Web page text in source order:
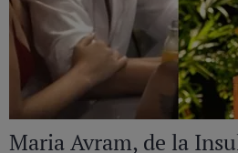
Maria Avram, de la